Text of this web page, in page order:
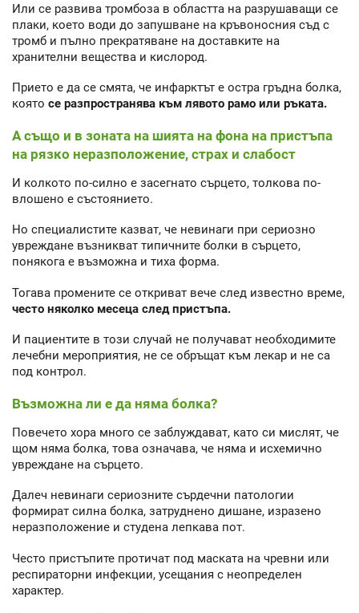
Или се развива тромбоза в областта на разрушаващи се
плаки, което води до запушване на кръвоносния съд с
тромб и пълно прекратяване на доставките на
хранителни вещества и кислород.
Прието е да се смята, че инфарктът е остра гръдна болка,
която се разпространява към лявото рамо или ръката.
А също и в зоната на шията на фона на пристъпа
на рязко неразположение, страх и слабост
И колкото по-силно е засегнато сърцето, толкова по-
влошено е състоянието.
Но специалистите казват, че невинаги при сериозно
увреждане възникват типичните болки в сърцето,
понякога е възможна и тиха форма.
Тогава промените се откриват вече след известно време,
често няколко месеца след пристъпа.
И пациентите в този случай не получават необходимите
лечебни мероприятия, не се обръщат към лекар и не са
под контрол.
Възможна ли е да няма болка?
Повечето хора много се заблуждават, като си мислят, че
щом няма болка, това означава, че няма и исхемично
увреждане на сърцето.
Далеч невинаги сериозните сърдечни патологии
формират силна болка, затруднено дишане, изразено
неразположение и студена лепкава пот.
Често пристъпите протичат под маската на чревни или
респираторни инфекции, усещания с неопределен
характер.